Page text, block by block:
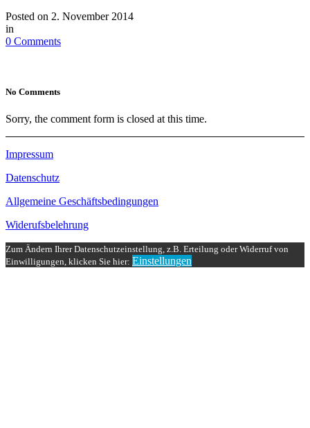
Posted on 2. November 2014
in
0 Comments
No Comments
Sorry, the comment form is closed at this time.
Impressum
Datenschutz
Allgemeine Geschäftsbedingungen
Widerufsbelehrung
Zum Ändern Ihrer Datenschutzeinstellung, z.B. Erteilung oder Widerruf von
Einwilligungen, klicken Sie hier: Einstellungen